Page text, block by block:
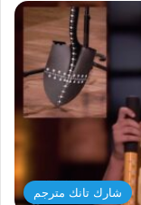
شارك تانك مترجم